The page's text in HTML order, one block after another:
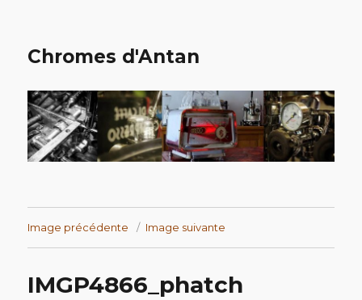
Chromes d'Antan
Image précédente Image suivante
IMGP4866_phatch